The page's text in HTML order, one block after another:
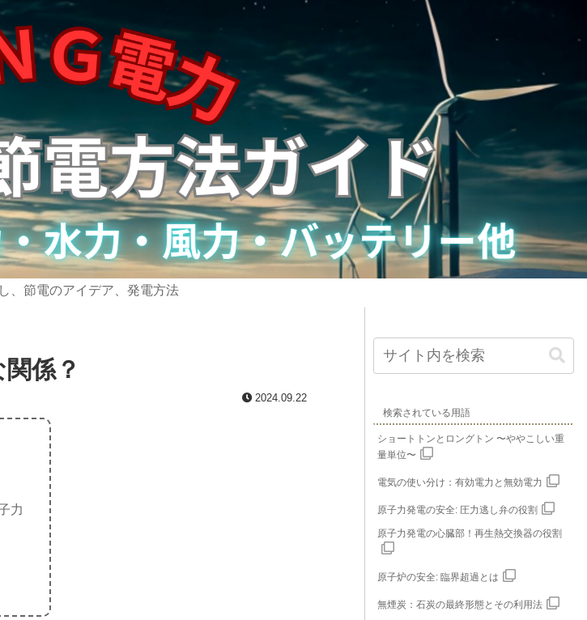
、節電のアイデア、発電方法
係？
2024.09.22
力
検索されている用語
ショートトンとロングトン 〜ややこしい重
量単位〜
電気の使い分け：有効電力と無効電力
原子力発電の安全: 圧力逃し弁の役割
原子力発電の心臓部！再生熱交換器の役割
原子炉の安全: 臨界超過とは
無煙炭：石炭の最終形態とその利用法